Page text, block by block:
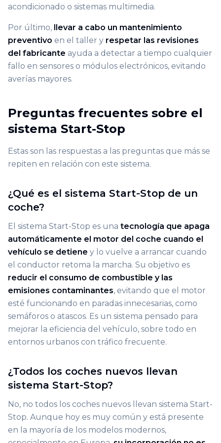
acondicionado o sistemas multimedia.
Por último,
llevar a cabo un mantenimiento
preventivo en el taller y respetar las revisiones
del fabricante ayuda a detectar a tiempo cualquier
fallo en sensores o módulos electrónicos, evitando
averías mayores.
Preguntas frecuentes sobre el
sistema Start-Stop
Estas son las respuestas a las preguntas que más se
repiten en relación con este sistema.
¿Qué es el sistema Start-Stop de un
coche?
El sistema Start-Stop es una tecnología que apaga
automáticamente el motor del coche cuando el
vehículo se detiene y lo vuelve a arrancar cuando
el conductor retoma la marcha. Su objetivo es
reducir el consumo de combustible y las
emisiones contaminantes, evitando que el motor
esté funcionando en paradas innecesarias, como
semáforos o atascos. Es un sistema pensado para
mejorar la eficiencia del vehículo, sobre todo en
entornos urbanos con tráfico frecuente.
¿Todos los coches nuevos llevan
sistema Start-Stop?
No, no todos los coches nuevos llevan sistema Start-
Stop. Aunque hoy es muy común y está presente
en la mayoría de los modelos modernos,